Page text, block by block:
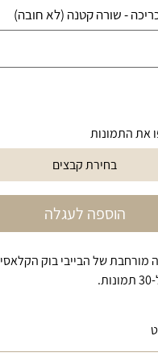
- שורה קטנה (לא חובה)
את התמונות
בחירת קבצים
הוספה לעגלה
מורחבת של הבייבי בוק